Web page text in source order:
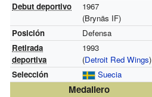
Debut deportivo
1967
(Brynäs IF)
Posición
Defensa
Retirada
deportiva
1993
(Detroit Red Wings)
Selección
Suecia
Medallero